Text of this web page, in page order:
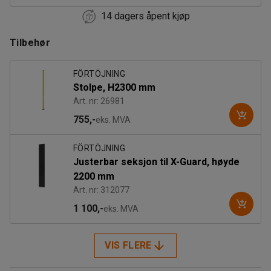
1300
14 dagers åpent kjøp
Tilbehør
FÖRTÖJNING
Stolpe, H2300 mm
Art. nr: 26981
755,-eks. MVA
FÖRTÖJNING
Justerbar seksjon til X-Guard, høyde
2200 mm
Art. nr: 312077
1 100,-eks. MVA
VIS FLERE